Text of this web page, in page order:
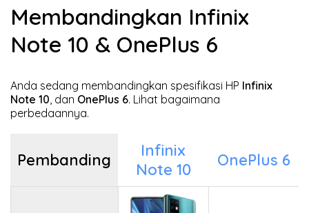
Membandingkan Infinix
Note 10 & OnePlus 6
Anda sedang membandingkan spesifikasi HP Infinix
Note 10, dan OnePlus 6. Lihat bagaimana
perbedaannya.
Pembanding
Infinix
Note 10
OnePlus 6